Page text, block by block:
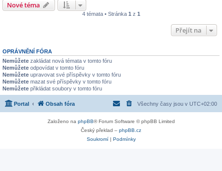
Nové téma
4 témata • Stránka 1 z 1
Přejít na
OPRÁVNĚNÍ FÓRA
Nemůžete zakládat nová témata v tomto fóru
Nemůžete odpovídat v tomto fóru
Nemůžete upravovat své příspěvky v tomto fóru
Nemůžete mazat své příspěvky v tomto fóru
Nemůžete přikládat soubory v tomto fóru
Portal Obsah fóra Všechny časy jsou v UTC+02:00
Založeno na phpBB® Forum Software © phpBB Limited
Český překlad – phpBB.cz
Soukromí| Podmínky